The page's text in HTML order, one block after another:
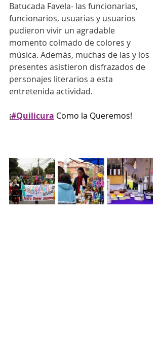
Batucada Favela- las funcionarias,
funcionarios, usuarias y usuarios
pudieron vivir un agradable
momento colmado de colores y
música. Además, muchas de las y los
presentes asistieron disfrazados de
personajes literarios a esta
entretenida actividad.
¡#Quilicura Como la Queremos!